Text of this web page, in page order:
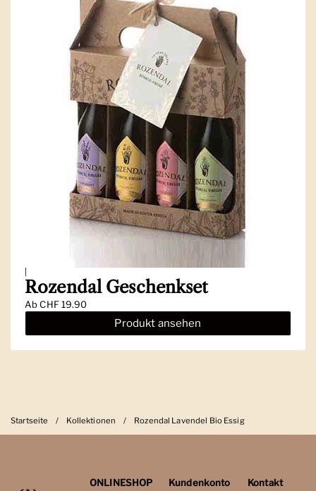
Rozendal Geschenkset
AbCHF 19.90
Produkt ansehen
Startseite / Kollektionen / Rozendal Lavendel Bio Essig
ONLINESHOP
Kundenkonto
Kontakt